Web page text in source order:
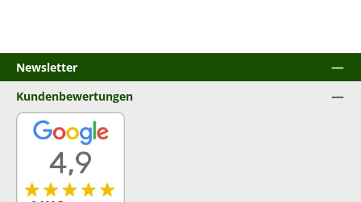
Newsletter
Kundenbewertungen